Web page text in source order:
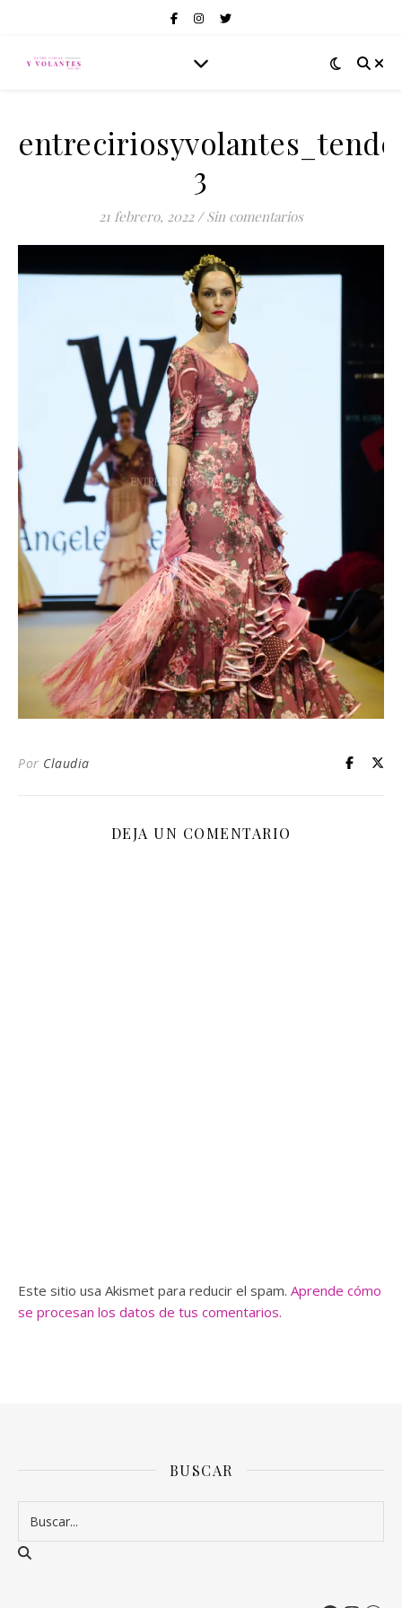
3
21 febrero, 2022 / Sin comentarios
Por Claudia
DEJA UN COMENTARIO
Este sitio usa Akismet para reducir el spam. Aprende cómo
se procesan los datos de tus comentarios.
BUSCAR